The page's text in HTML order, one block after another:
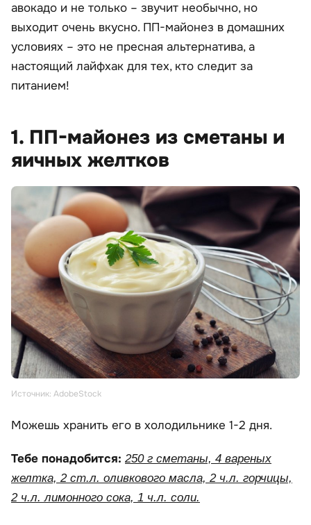
авокадо и не только – звучит необычно, но
выходит очень вкусно. ПП-майонез в домашних
условиях – это не пресная альтернатива, а
настоящий лайфхак для тех, кто следит за
питанием!
1. ПП-майонез из сметаны и
яичных желтков
Источник: AdobeStock
Можешь хранить его в холодильнике 1-2 дня.
Тебе понадобится: 250 г сметаны, 4 вареных
желтка, 2 ст.л. оливкового масла, 2 ч.л. горчицы,
2 ч.л. лимонного сока, 1 ч.л. соли.